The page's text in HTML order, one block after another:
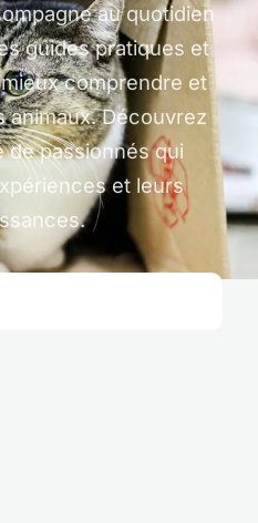
au quotidien
guides pratiques et
comprendre et
animaux. Découvrez
de passionnés qui
et leurs